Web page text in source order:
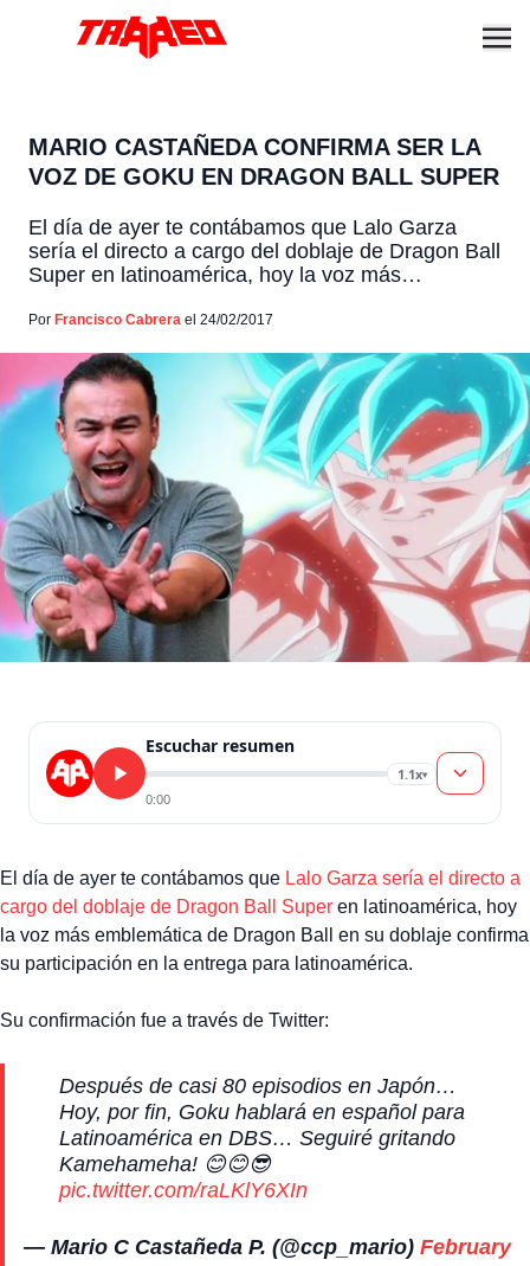
MARIO CASTAÑEDA CONFIRMA SER LA
VOZ DE GOKU EN DRAGON BALL SUPER
El día de ayer te contábamos que Lalo Garza
sería el directo a cargo del doblaje de Dragon Ball
Super en latinoamérica, hoy la voz más
confirma su participación en la entrega para
Twitter: Incluso, ya está siendo parte de las […]
Por Francisco Cabrera el 24/02/2017
Escuchar resumen
1.1x▾
0:00
El día de ayer te contábamos que Lalo Garza sería el directo a
cargo del doblaje de Dragon Ball Super en latinoamérica, hoy
la voz más emblemática de Dragon Ball en su doblaje confirma
su participación en la entrega para latinoamérica.
Su confirmación fue a través de Twitter:
Después de casi 80 episodios en Japón…
Hoy, por fin, Goku hablará en español para
Latinoamérica en DBS… Seguiré gritando
Kamehameha! 😊😊😎
pic.twitter.com/raLKlY6XIn
— Mario C Castañeda P. (@ccp_mario) February